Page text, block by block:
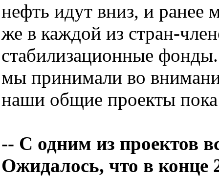
нефть идут вниз, и ранее
же в каждой из стран-
стабилизационные
мы принимали во
наши общие проекты пока
-- С одним из проектов
Ожидалось, что в конце